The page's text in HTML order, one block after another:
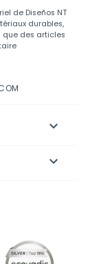
de Diseños NT
durables,
que des articles

